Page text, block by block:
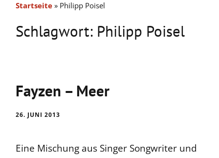
Startseite » Philipp Poisel
Schlagwort: Philipp Poisel
Fayzen – Meer
26. JUNI 2013
Eine Mischung aus Singer Songwriter und